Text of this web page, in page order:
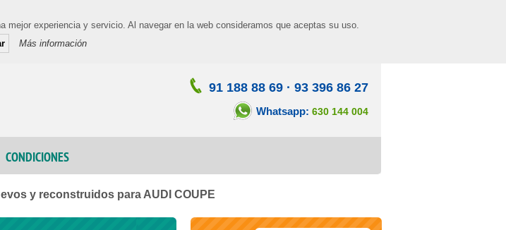
mejor experiencia y servicio. Al navegar en la web consideramos que aceptas su uso.
Más información
91 188 88 69 · 93 396 86 27
Whatsapp: 630 144 004
CONDICIONES
y reconstruidos para AUDI COUPE